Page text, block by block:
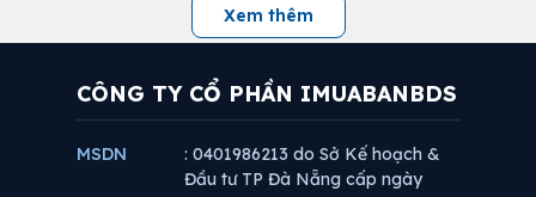
Xem thêm
CÔNG TY CỔ PHẦN IMUABANBDS
MSDN
: 0401986213 do Sở Kế hoạch &
Đầu tư TP Đà Nẵng cấp ngày